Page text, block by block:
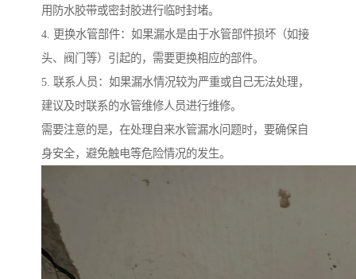
用防水胶带或密封胶进行临时封堵。
4. 更换水管部件：如果漏水是由于水管部件损坏（如接
头、阀门等）引起的，需要更换相应的部件。
5. 联系人员：如果漏水情况较为严重或自己无法处理，
建议及时联系的水管维修人员进行维修。
需要注意的是，在处理自来水管漏水问题时，要确保自
身安全，避免触电等危险情况的发生。